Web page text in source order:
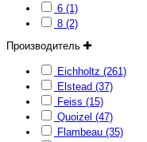
6 (1)
8 (2)
Производитель
Eichholtz (261)
Elstead (37)
Feiss (15)
Quoizel (47)
Flambeau (35)